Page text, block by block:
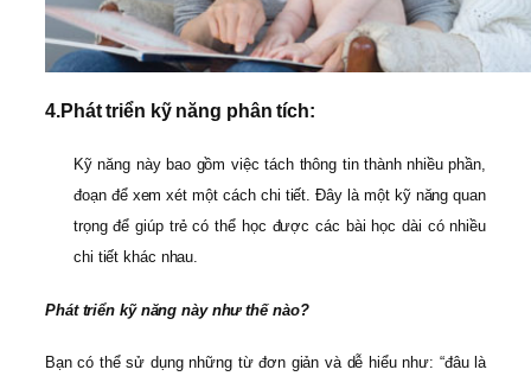
4.Phát triển kỹ năng phân tích:
Kỹ năng này bao gồm việc tách thông tin thành nhiều phần,
đoạn để xem xét một cách chi tiết. Đây là một kỹ năng quan
trọng để giúp trẻ có thể học được các bài học dài có nhiều
chi tiết khác nhau.
Phát triển kỹ năng này như thế nào?
Bạn có thể sử dụng những từ đơn giản và dễ hiểu như: “đâu là